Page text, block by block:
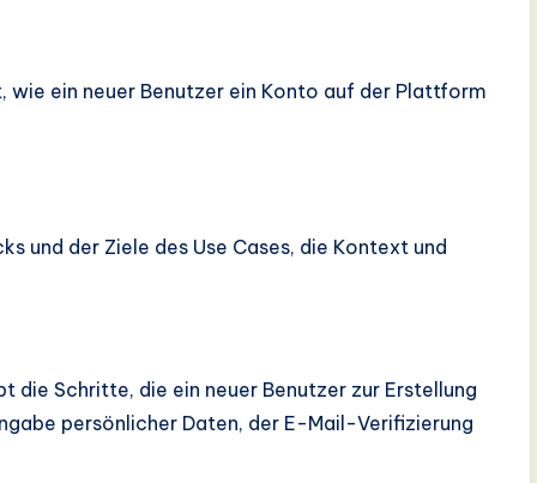
wie ein neuer Benutzer ein Konto auf der Plattform
und der Ziele des Use Cases, die Kontext und
die Schritte, die ein neuer Benutzer zur Erstellung
persönlicher Daten, der E-Mail-Verifizierung